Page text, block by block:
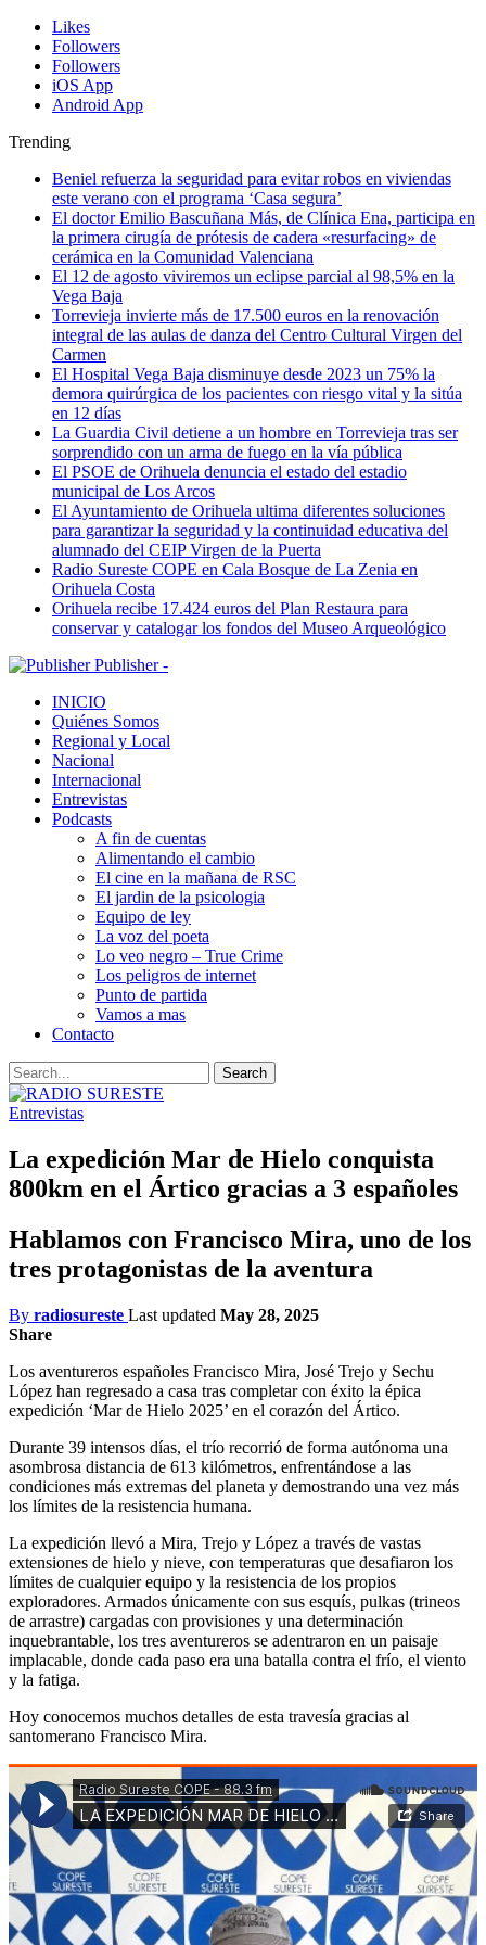
Likes
Followers
Followers
iOS App
Android App
Trending
Beniel refuerza la seguridad para evitar robos en viviendas
este verano con el programa ‘Casa segura’
El doctor Emilio Bascuñana Más, de Clínica Ena, participa en
la primera cirugía de prótesis de cadera «resurfacing» de
cerámica en la Comunidad Valenciana
El 12 de agosto viviremos un eclipse parcial al 98,5% en la
Vega Baja
Torrevieja invierte más de 17.500 euros en la renovación
integral de las aulas de danza del Centro Cultural Virgen del
Carmen
El Hospital Vega Baja disminuye desde 2023 un 75% la
demora quirúrgica de los pacientes con riesgo vital y la sitúa
en 12 días
La Guardia Civil detiene a un hombre en Torrevieja tras ser
sorprendido con un arma de fuego en la vía pública
El PSOE de Orihuela denuncia el estado del estadio
municipal de Los Arcos
El Ayuntamiento de Orihuela ultima diferentes soluciones
para garantizar la seguridad y la continuidad educativa del
alumnado del CEIP Virgen de la Puerta
Radio Sureste COPE en Cala Bosque de La Zenia en
Orihuela Costa
Orihuela recibe 17.424 euros del Plan Restaura para
conservar y catalogar los fondos del Museo Arqueológico
Publisher -
INICIO
Quiénes Somos
Regional y Local
Nacional
Internacional
Entrevistas
Podcasts
A fin de cuentas
Alimentando el cambio
El cine en la mañana de RSC
El jardin de la psicologia
Equipo de ley
La voz del poeta
Lo veo negro – True Crime
Los peligros de internet
Punto de partida
Vamos a mas
Contacto
Entrevistas
La expedición Mar de Hielo conquista
800km en el Ártico gracias a 3 españoles
Hablamos con Francisco Mira, uno de los
tres protagonistas de la aventura
By radiosureste Last updated May 28, 2025
Share
Los aventureros españoles Francisco Mira, José Trejo y Sechu
López han regresado a casa tras completar con éxito la épica
expedición ‘Mar de Hielo 2025’ en el corazón del Ártico.
Durante 39 intensos días, el trío recorrió de forma autónoma una
asombrosa distancia de 613 kilómetros, enfrentándose a las
condiciones más extremas del planeta y demostrando una vez más
los límites de la resistencia humana.
La expedición llevó a Mira, Trejo y López a través de vastas
extensiones de hielo y nieve, con temperaturas que desafiaron los
límites de cualquier equipo y la resistencia de los propios
exploradores. Armados únicamente con sus esquís, pulkas (trineos
de arrastre) cargadas con provisiones y una determinación
inquebrantable, los tres aventureros se adentraron en un paisaje
implacable, donde cada paso era una batalla contra el frío, el viento
y la fatiga.
Hoy conocemos muchos detalles de esta travesía gracias al
santomerano Francisco Mira.